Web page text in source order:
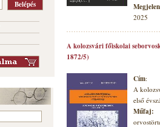
2025
A kolozsvári főiskolai
1872/5)
Cím:
A
első
Műfaj: